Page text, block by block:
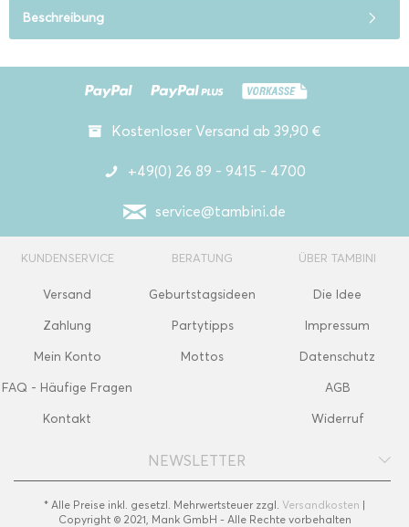
Beschreibung
Kostenloser Versand ab 39,90 €
+49(0) 26 89 - 9415 - 4700
service@tambini.de
KUNDENSERVICE
Versand
Zahlung
Mein Konto
FAQ - Häufige Fragen
Kontakt
BERATUNG
Geburtstagsideen
Partytipps
Mottos
ÜBER TAMBINI
Die Idee
Impressum
Datenschutz
AGB
Widerruf
NEWSLETTER
* Alle Preise inkl. gesetzl. Mehrwertsteuer zzgl. Versandkosten |
Copyright © 2021, Mank GmbH - Alle Rechte vorbehalten